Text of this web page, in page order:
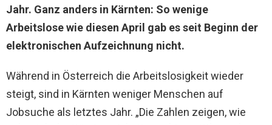
Jahr. Ganz anders in Kärnten: So wenige
Arbeitslose wie diesen April gab es seit Beginn der
elektronischen Aufzeichnung nicht.
Während in Österreich die Arbeitslosigkeit wieder
steigt, sind in Kärnten weniger Menschen auf
Jobsuche als letztes Jahr. „Die Zahlen zeigen, wie